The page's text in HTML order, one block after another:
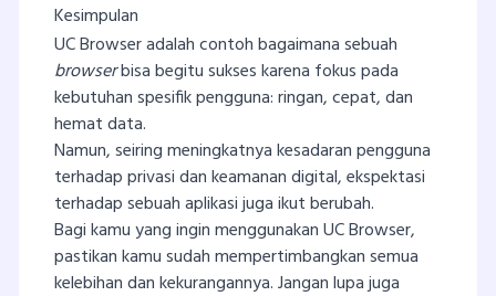
Kesimpulan
UC Browser adalah contoh bagaimana sebuah
browserbisa begitu sukses karena fokus pada
kebutuhan spesifik pengguna: ringan, cepat, dan
hemat data.
Namun, seiring meningkatnya kesadaran pengguna
terhadap privasi dan keamanan digital, ekspektasi
terhadap sebuah aplikasi juga ikut berubah.
Bagi kamu yang ingin menggunakan UC Browser,
pastikan kamu sudah mempertimbangkan semua
kelebihan dan kekurangannya. Jangan lupa juga